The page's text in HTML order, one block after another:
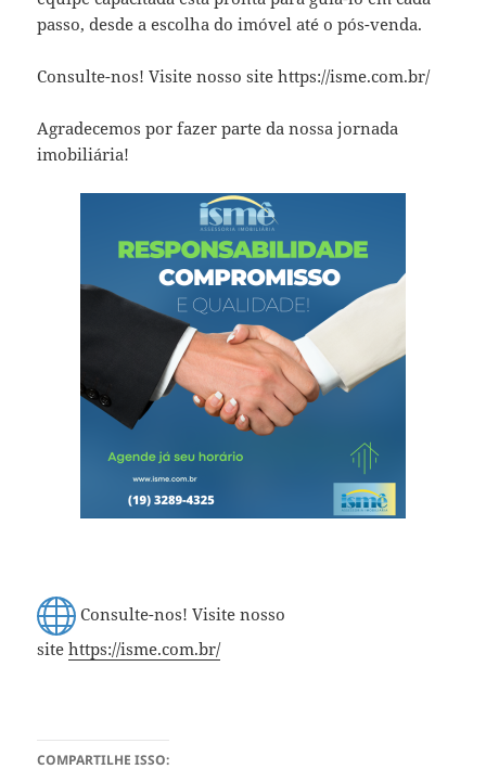
passo, desde a escolha do imóvel até o pós-venda.
Consulte-nos! Visite nosso site https://isme.com.br/
Agradecemos por fazer parte da nossa jornada
imobiliária!
Consulte-nos! Visite nosso
sitehttps://isme.com.br/
COMPARTILHE ISSO: